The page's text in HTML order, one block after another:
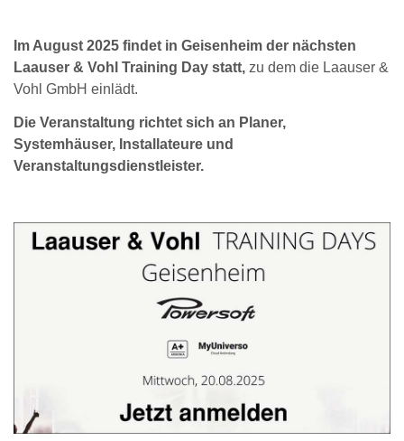
Im August 2025 findet in Geisenheim der nächsten
Laauser & Vohl Training Day statt, zu dem die Laauser &
Vohl GmbH einlädt.
Die Veranstaltung richtet sich an Planer,
Systemhäuser, Installateure und
Veranstaltungsdienstleister.